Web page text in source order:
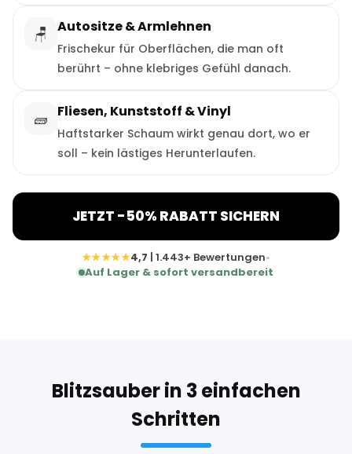
🪑 Autositze & Armlehnen
Frischekur für Oberflächen, die man oft
berührt – ohne klebriges Gefühl danach.
🧱 Fliesen, Kunststoff & Vinyl
Haftstarker Schaum wirkt genau dort, wo er
soll – kein lästiges Herunterlaufen.
JETZT -50% RABATT SICHERN
★★★★★4,7 | 1.443+ Bewertungen•
Auf Lager & sofort versandbereit
Blitzsauber in 3 einfachen
Schritten